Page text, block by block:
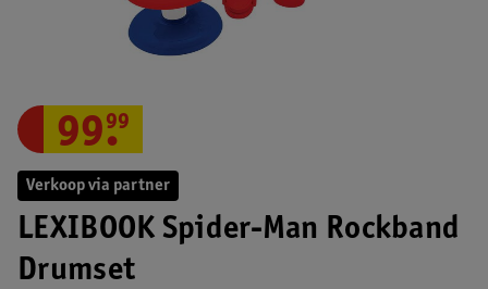
Verkoop via partner
LEXIBOOK Spider-Man Rockband
Drumset
99.
99